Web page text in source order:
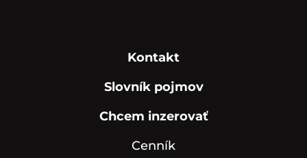
Kontakt
Slovník pojmov
Chcem inzerovať
Cenník